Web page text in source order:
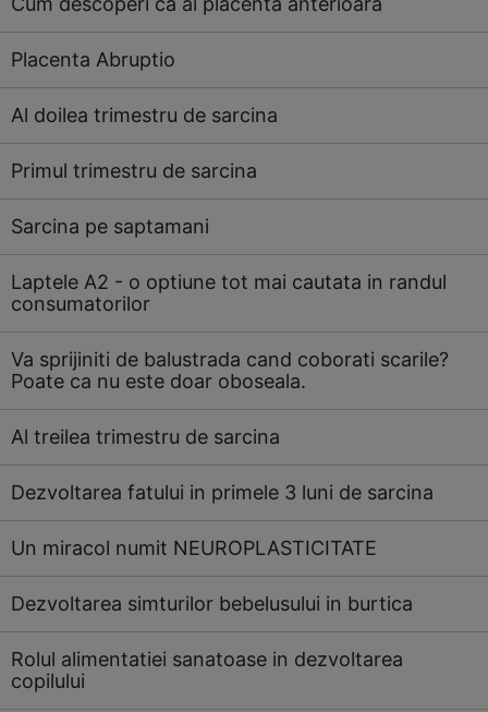
Placenta Abruptio
Al doilea trimestru de sarcina
Primul trimestru de sarcina
Sarcina pe saptamani
Laptele A2 - o optiune tot mai cautata in randul
consumatorilor
Va sprijiniti de balustrada cand coborati scarile?
Poate ca nu este doar oboseala.
Al treilea trimestru de sarcina
Dezvoltarea fatului in primele 3 luni de sarcina
Un miracol numit NEUROPLASTICITATE
Dezvoltarea simturilor bebelusului in burtica
Rolul alimentatiei sanatoase in dezvoltarea
copilului